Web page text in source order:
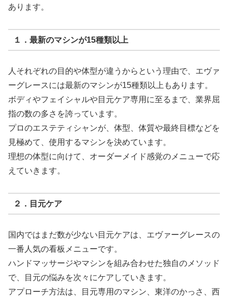
あります。
１．最新のマシンが15種類以上
人それぞれの目的や体型が違うからという理由で、エヴァ
ーグレースには最新のマシンが15種類以上もあります。
ボディやフェイシャルや目元ケア専用に至るまで、業界屈
指の数の多さを誇っています。
プロのエステティシャンが、体型、体質や最終目標などを
見極めて、使用するマシンを決めています。
理想の体型に向けて、オーダーメイド感覚のメニューで応
えていきます。
２．目元ケア
国内ではまだ数が少ない目元ケアは、エヴァーグレースの
一番人気の看板メニューです。
ハンドマッサージやマシンを組み合わせた独自のメソッド
で、目元の悩みを次々にケアしていきます。
アプローチ方法は、目元専用のマシン、東洋のかっさ、西